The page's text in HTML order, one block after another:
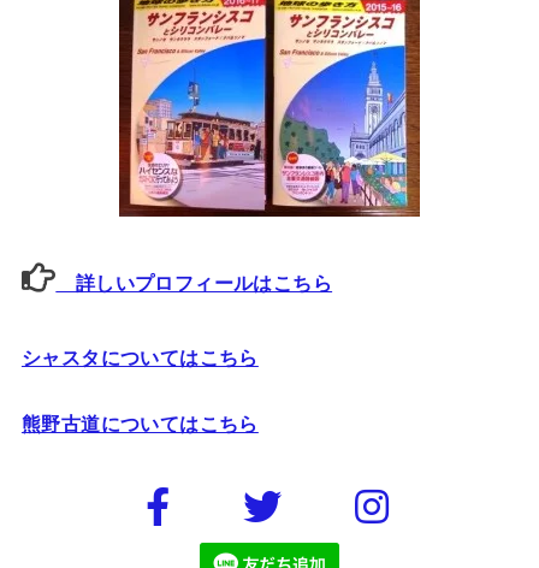
詳しいプロフィールはこちら
シャスタについてはこちら
熊野古道についてはこちら